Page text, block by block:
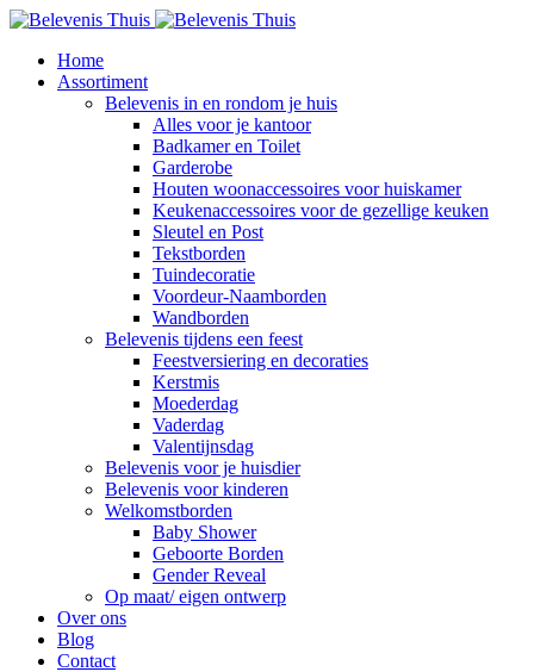
Home
Assortiment
Belevenis in en rondom je huis
Alles voor je kantoor
Badkamer en Toilet
Garderobe
Houten woonaccessoires voor huiskamer
Keukenaccessoires voor de gezellige keuken
Sleutel en Post
Tekstborden
Tuindecoratie
Voordeur-Naamborden
Wandborden
Belevenis tijdens een feest
Feestversiering en decoraties
Kerstmis
Moederdag
Vaderdag
Valentijnsdag
Belevenis voor je huisdier
Belevenis voor kinderen
Welkomstborden
Baby Shower
Geboorte Borden
Gender Reveal
Op maat/ eigen ontwerp
Over ons
Blog
Contact